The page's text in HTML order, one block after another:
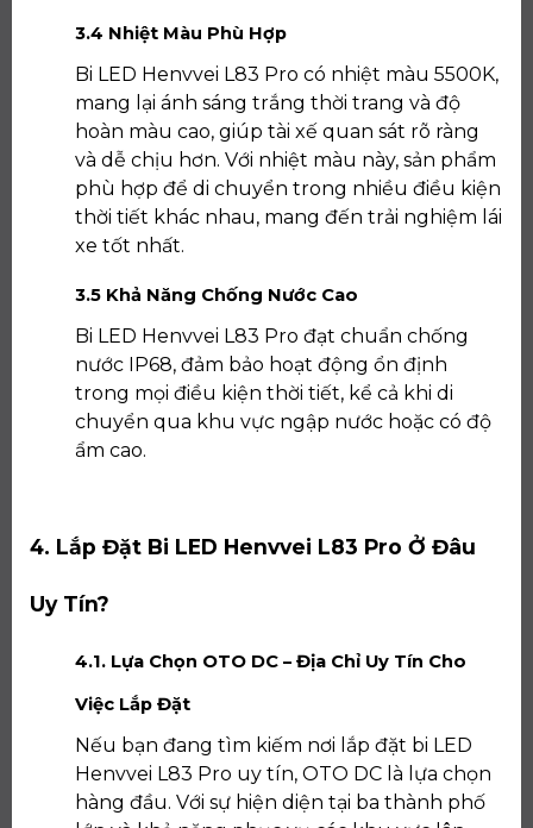
3.4 Nhiệt Màu Phù Hợp
Bi LED Henvvei L83 Pro có nhiệt màu 5500K,
mang lại ánh sáng trắng thời trang và độ
hoàn màu cao, giúp tài xế quan sát rõ ràng
và dễ chịu hơn. Với nhiệt màu này, sản phẩm
phù hợp để di chuyển trong nhiều điều kiện
thời tiết khác nhau, mang đến trải nghiệm lái
xe tốt nhất.
3.5 Khả Năng Chống Nước Cao
Bi LED Henvvei L83 Pro đạt chuẩn chống
nước IP68, đảm bảo hoạt động ổn định
trong mọi điều kiện thời tiết, kể cả khi di
chuyển qua khu vực ngập nước hoặc có độ
ẩm cao.
4. Lắp Đặt Bi LED Henvvei L83 Pro Ở Đâu
Uy Tín?
4.1. Lựa Chọn OTO DC – Địa Chỉ Uy Tín Cho
Việc Lắp Đặt
Nếu bạn đang tìm kiếm nơi lắp đặt bi LED
Henvvei L83 Pro uy tín, OTO DC là lựa chọn
hàng đầu. Với sự hiện diện tại ba thành phố